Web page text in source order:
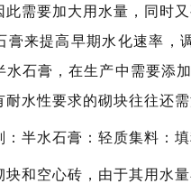
需要加大用水量，同时
膏来提高早期水化速率，
水石膏，在生产中需要添
水性要求的砌块往往还
：半水石膏：轻质集料
和空心砖，由于其用水